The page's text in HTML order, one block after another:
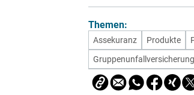
Themen:
Assekuranz Produkte
Gruppenunfallversicherung